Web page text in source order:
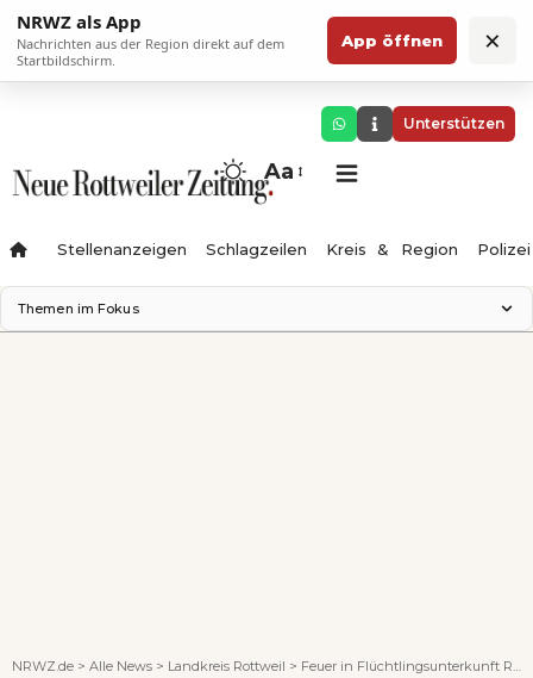
NRWZ als App
Nachrichten aus der Region direkt auf dem
Startbildschirm.
App öffnen ×
Unterstützen
Aa
Stellenanzeigen Schlagzeilen Kreis & Region Polizei
Themen im Fokus
NRWZ.de > Alle News > Landkreis Rottweil > Feuer in Flüchtlingsunterkunft Rottweil: 28-jähriger Bewohner in Untersuchungshaft